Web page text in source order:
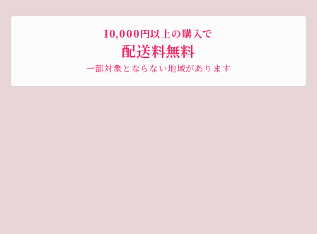
10,000円以上の購入で
配送料無料
一部対象とならない地域があります